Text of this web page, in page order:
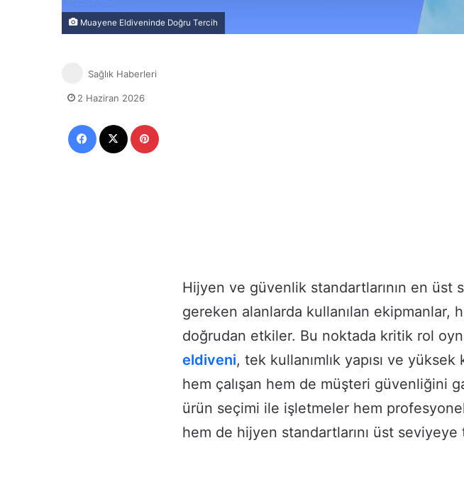
Muayene Eldiveninde Doğru Tercih
Hijyen ve güvenlik standartlarının en üst
gereken alanlarda kullanılan ekipmanlar,
doğrudan etkiler. Bu noktada kritik rol
eldiveni, tek kullanımlık yapısı ve
hem çalışan hem de müşteri güvenliğini
ürün seçimi ile işletmeler hem
hem de hijyen standartlarını üst seviyeye
Sağlık Haberleri
2 Haziran 2026